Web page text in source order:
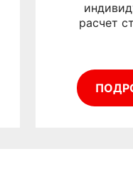
расчет